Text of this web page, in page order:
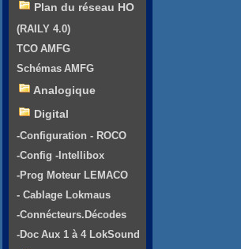
Plan du réseau HO
(RAILY 4.0)
TCO AMFG
Schémas AMFG
Analogique
Digital
-Configuration - ROCO
-Config -Intellibox
-Prog Moteur LEMACO
- Cablage Lokmaus
-Connécteurs.Décodes
-Doc Aux 1 à 4 LokSound